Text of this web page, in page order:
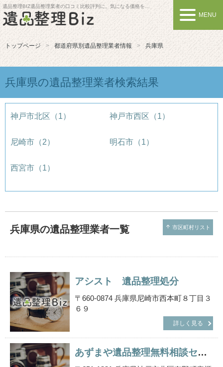
遺品整理BIZ遺品整理業者の口コミ比較評判に。気になる価格を比較しよう
MENU
トップページ 都道府県別遺品整理業者情報 兵庫県
兵庫県の遺品整理業者検索結果
神戸市北区（1） 神戸市西区（1）
尼崎市（2） 明石市（1）
西宮市（1）
兵庫県の遺品整理業者一覧 arrow_upward 市区町村リスト
アシスト 遺品整理処分
〒660-0874 兵庫県尼崎市西本町８丁目３
６９
詳しく見る
あずまや遺品整理無料相談センター